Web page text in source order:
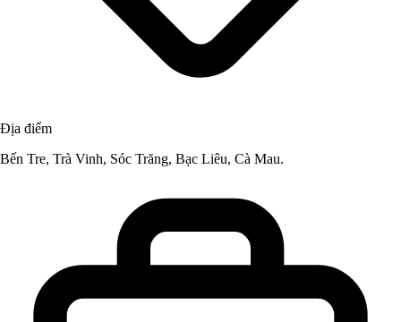
Địa điểm
Bến Tre, Trà Vinh, Sóc Trăng, Bạc Liêu, Cà Mau.